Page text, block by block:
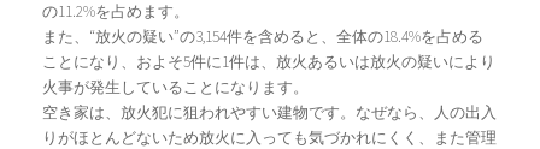
の11.2%を占めます。
また、“放火の疑い”の3,154件を含めると、全体の18.4%を占める
ことになり、およそ5件に1件は、放火あるいは放火の疑いにより
火事が発生していることになります。
空き家は、放火犯に狙われやすい建物です。なぜなら、人の出入
りがほとんどないため放火に入っても気づかれにくく、また管理